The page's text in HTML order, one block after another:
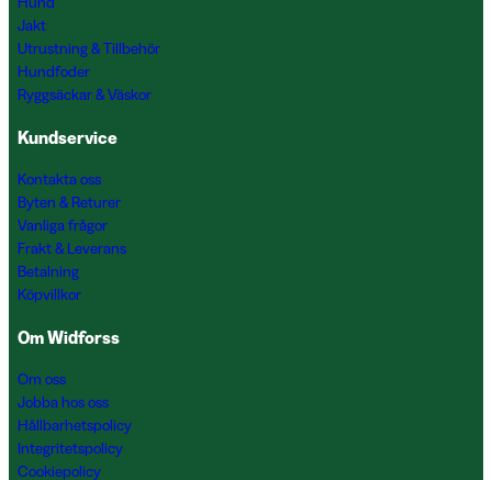
Jakt
Utrustning & Tillbehör
Hundfoder
Ryggsäckar & Väskor
Kundservice
Kontakta oss
Byten & Returer
Vanliga frågor
Frakt & Leverans
Betalning
Köpvillkor
Om Widforss
Om oss
Jobba hos oss
Hållbarhetspolicy
Integritetspolicy
Cookiepolicy